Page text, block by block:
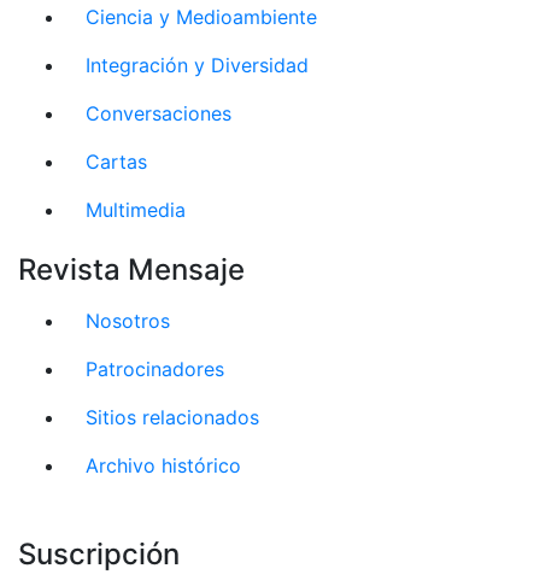
Ciencia y Medioambiente
Integración y Diversidad
Conversaciones
Cartas
Multimedia
Revista Mensaje
Nosotros
Patrocinadores
Sitios relacionados
Archivo histórico
Suscripción